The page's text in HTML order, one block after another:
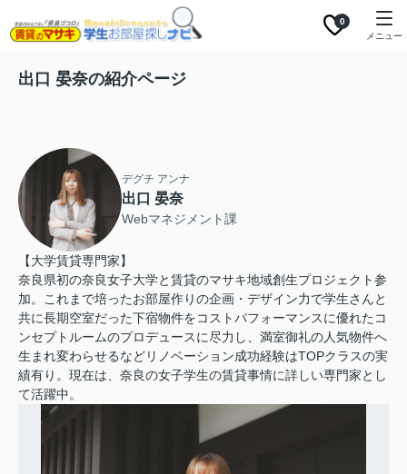
0
メニュー
出口 晏奈の紹介ページ
デグチ アンナ
出口 晏奈
Webマネジメント課
【大学賃貸専門家】
奈良県初の奈良女子大学と賃貸のマサキ地域創生プロジェクト参
加。これまで培ったお部屋作りの企画・デザイン力で学生さんと
共に長期空室だった下宿物件をコストパフォーマンスに優れたコ
ンセプトルームのプロデュースに尽力し、満室御礼の人気物件へ
生まれ変わらせるなどリノベーション成功経験はTOPクラスの実
績有り。現在は、奈良の女子学生の賃貸事情に詳しい専門家とし
て活躍中。